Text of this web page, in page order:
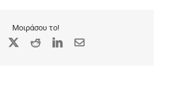
Μοιράσου το!
Facebook RedditLinkedIn
Email